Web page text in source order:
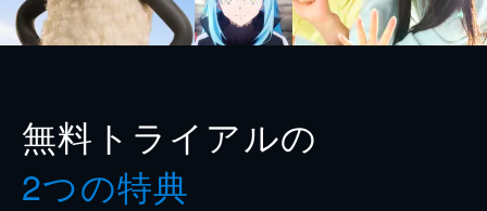
無料トライアルの
2つの特典